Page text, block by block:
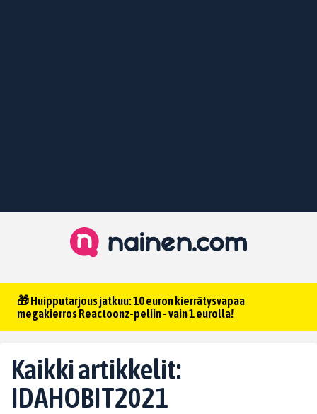
🎁 Huipputarjous jatkuu: 10 euron kierrätysvapaa
megakierros Reactoonz-peliin - vain 1 eurolla!
Kaikki artikkelit:
IDAHOBIT2021